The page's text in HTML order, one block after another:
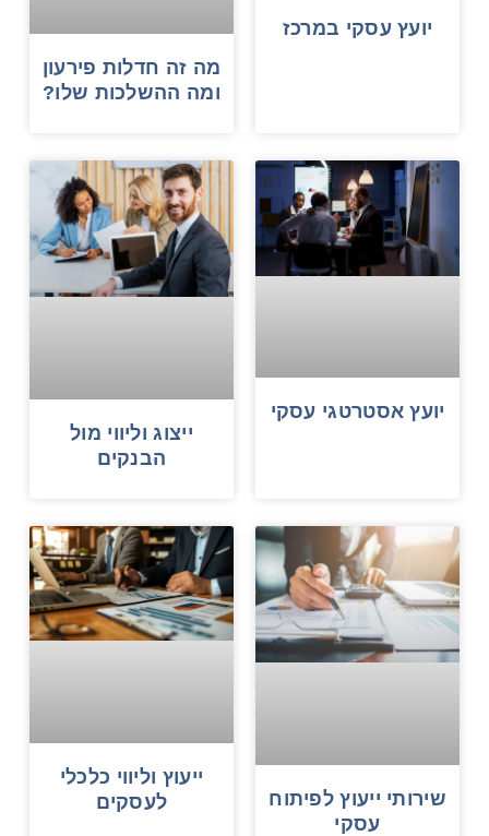
יועץ עסקי במרכז
מה זה חדלות פירעון
ומה ההשלכות שלו?
יועץ אסטרטגי עסקי
ייצוג וליווי מול
הבנקים
שירותי ייעוץ לפיתוח
עסקי
ייעוץ וליווי כלכלי
לעסקים